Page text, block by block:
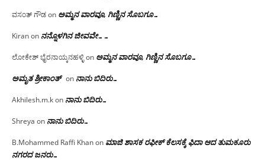
ವಸಂತ್ ಗೌಡon ಅಮ್ಮನ ವಾರವೂ, ಗಿಣ್ಣಿನ ಸೊಬಗೂ…
Kiranon ನನ್ನೊಳಗಿನ ಜೀವವೇ……
ಲೋಕೇಶ್ ಭೈರನಾಯ್ಕನಹಳ್ಳಿon ಅಮ್ಮನ ವಾರವೂ, ಗಿಣ್ಣಿನ ಸೊಬಗೂ…
ಅಮೃತ ಶ್ರೀಕಾಂತ್ on ನಾನು ಬಿದಿರು…
Akhilesh.m.kon ನಾನು ಬಿದಿರು…
Shreya on ನಾನು ಬಿದಿರು…
B.Mohammed Raffi Khanon ಮಾಜಿ ಶಾಸಕ ರಫೀಕ್ ಕೆಲಸಕ್ಕೆ ಫಿದಾ ಆದ ತುಮಕೂರು
ನಗರದ ಜನರು…